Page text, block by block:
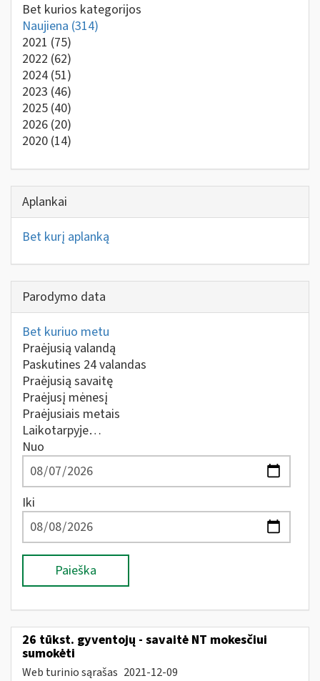
Bet kurios kategorijos
Naujiena (314)
2021 (75)
2022 (62)
2024 (51)
2023 (46)
2025 (40)
2026 (20)
2020 (14)
Aplankai
Bet kurį aplanką
Parodymo data
Bet kuriuo metu
Praėjusią valandą
Paskutines 24 valandas
Praėjusią savaitę
Praėjusį mėnesį
Praėjusiais metais
Laikotarpyje…
Nuo
Iki
Paieška
26 tūkst. gyventojų - savaitė NT mokesčiui
sumokėti
Web turinio sąrašas 2021-12-09